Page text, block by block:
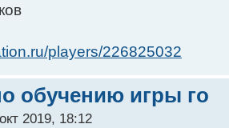
players/226825032
обучению игры го
2019, 18:12